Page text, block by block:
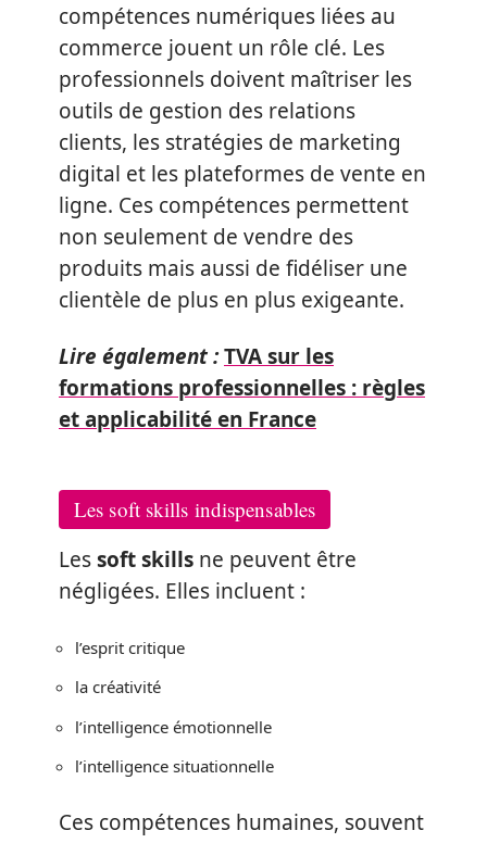
compétences numériques liées au
commerce jouent un rôle clé. Les
professionnels doivent maîtriser les
outils de gestion des relations
clients, les stratégies de marketing
digital et les plateformes de vente en
ligne. Ces compétences permettent
non seulement de vendre des
produits mais aussi de fidéliser une
clientèle de plus en plus exigeante.
Lire également :TVA sur les
formations professionnelles : règles
et applicabilité en France
Les soft skills indispensables
Lessoft skills ne peuvent être
négligées. Elles incluent :
l’esprit critique
la créativité
l’intelligence émotionnelle
l’intelligence situationnelle
Ces compétences humaines, souvent